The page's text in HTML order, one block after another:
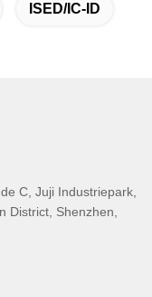
ISED/IC-ID
C, Juji Industriepark,
District, Shenzhen,